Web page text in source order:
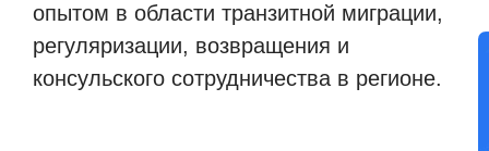
опытом в области транзитной миграции,
регуляризации, возвращения и
консульского сотрудничества в регионе.